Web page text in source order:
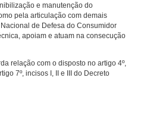
e manutenção do
pela articulação com demais
de Defesa do Consumidor
apoiam e atuam na consecução
relação com o disposto no artigo 4º,
7º, incisos I, II e III do Decreto